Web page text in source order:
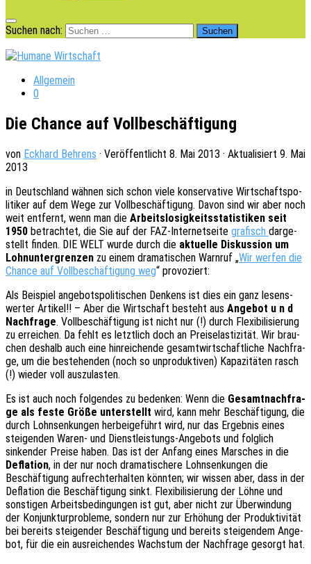
Suchen nach:
Allgemein
0
Die Chance auf Vollbeschäftigung
von Eckhard Behrens · Veröffentlicht 8. Mai 2013 · Aktualisiert 9. Mai
2013
in Deutsch­land wähnen sich schon viele konser­va­ti­ve Wirt­schafts­po­
li­ti­ker auf dem Wege zur Voll­be­schäf­ti­gung. Davon sind wir aber noch
weit entfernt, wenn man die Arbeits­lo­sig­keits­sta­tis­ti­ken seit
1950 betrach­tet, die Sie auf der FAZ-Inter­net­sei­te grafisch darge­
stellt finden. DIE WELT wurde durch die aktu­el­le Diskus­si­on um
Lohn­un­ter­gren­zen zu einem drama­ti­schen Warn­ruf „Wir werfen die
Chance auf Voll­be­schäf­ti­gung weg“ provo­ziert:
Als Beispiel ange­bots­po­li­ti­schen Denkens ist dies ein ganz lesens­
wer­ter Arti­kel!! – Aber die Wirt­schaft besteht aus Ange­bot u n d
Nach­fra­ge. Voll­be­schäf­ti­gung ist nicht nur (!) durch Flexi­bi­li­sie­rung
zu errei­chen. Da fehlt es letzt­lich doch an Preis­elas­ti­zi­tät. Wir brau­
chen deshalb auch eine hinrei­chen­de gesamt­wirt­schaft­li­che Nach­fra­
ge, um die bestehen­den (noch so unpro­duk­ti­ven) Kapa­zi­tä­ten rasch
(!) wieder voll auszulasten.
Es ist auch noch folgen­des zu beden­ken: Wenn die Gesamt­nach­fra­
ge als feste Größe unter­stellt wird, kann mehr Beschäf­ti­gung, die
durch Lohn­sen­kun­gen herbei­ge­führt wird, nur das Ergeb­nis eines
stei­gen­den Waren- und Dienst­leis­tungs-Ange­bots und folg­lich
sinken­der Preise haben. Das ist der Anfang eines Marsches in die
Defla­ti­on, in der nur noch drama­ti­sche­re Lohn­sen­kun­gen die
Beschäf­ti­gung aufrecht­erhal­ten könn­ten; wir wissen aber, dass in der
Defla­ti­on die Beschäf­ti­gung sinkt. Flexi­bi­li­sie­rung der Löhne und
sons­ti­gen Arbeits­be­din­gun­gen ist gut, aber nicht zur Über­win­dung
der Konjunk­tur­pro­ble­me, sondern nur zur Erhö­hung der Produk­ti­vi­tät
bei bereits stei­gen­der Beschäf­ti­gung und bereits stei­gen­dem Ange­
bot, für die ein ausrei­chen­des Wachs­tum der Nach­fra­ge gesorgt hat.